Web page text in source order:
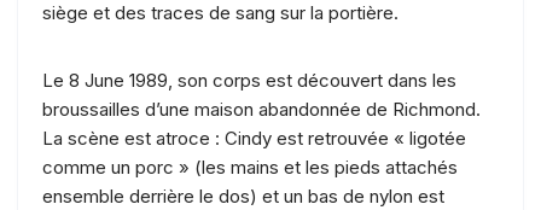
siège et des traces de sang sur la portière.
Le 8 June 1989, son corps est découvert dans les
broussailles d’une maison abandonnée de Richmond.
La scène est atroce : Cindy est retrouvée « ligotée
comme un porc » (les mains et les pieds attachés
ensemble derrière le dos) et un bas de nylon est